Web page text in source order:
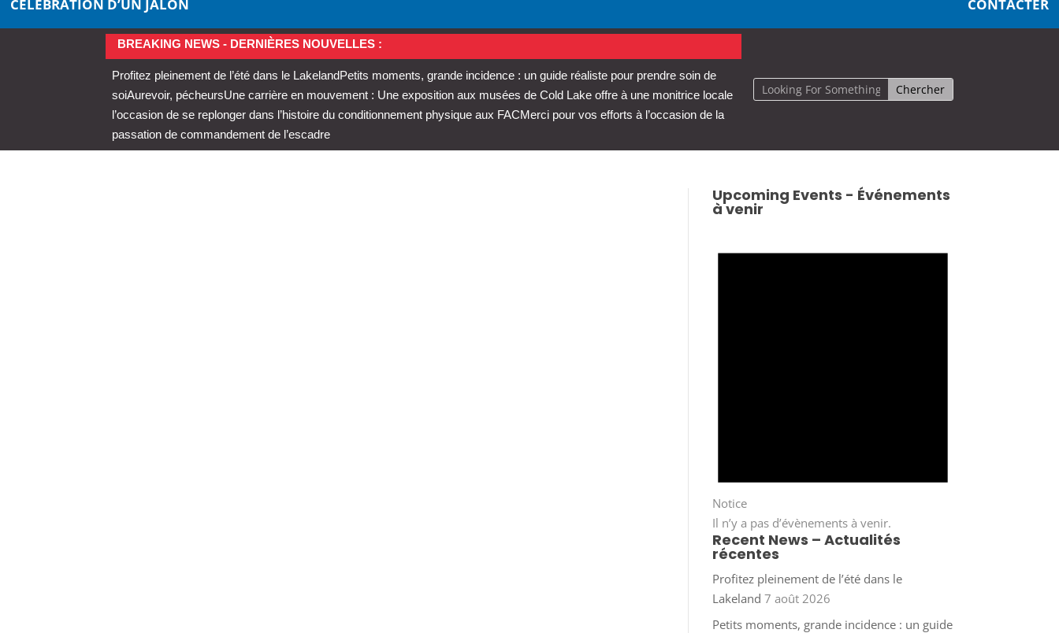
CÉLÉBRATION D’UN JALON
CONTACTER
BREAKING NEWS - DERNIÈRES NOUVELLES :
Profitez pleinement de l’été dans le LakelandPetits moments, grande incidence : un guide réaliste pour prendre soin de
soiAurevoir, pécheursUne carrière en mouvement : Une exposition aux musées de Cold Lake offre à une monitrice locale
l’occasion de se replonger dans l’histoire du conditionnement physique aux FACMerci pour vos efforts à l’occasion de la
passation de commandement de l’escadre
Upcoming Events - Événements
à venir
Notice
Il n’y a pas d’évènements à venir.
Recent News – Actualités
récentes
Profitez pleinement de l’été dans le
Lakeland 7 août 2026
Petits moments, grande incidence : un guide